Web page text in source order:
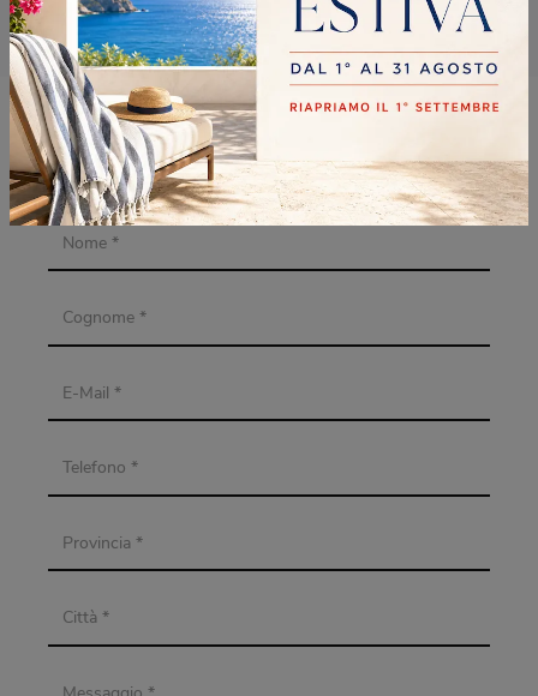
Sedie Bontempi Vimercate
RICHIEDI MAGGIORI
INFORMAZIONI